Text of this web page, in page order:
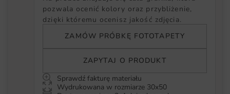
pozwala ocenić kolory oraz przybliżenie,
dzięki któremu ocenisz jakość zdjęcia.
ZAMÓW PRÓBKĘ FOTOTAPETY
ZAPYTAJ O PRODUKT
Sprawdź fakturę materiału
Wydrukowana w rozmiarze 30x50